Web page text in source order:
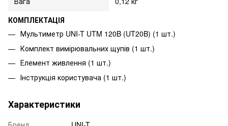
КОМПЛЕКТАЦІЯ
Мультиметр UNI-T UTM 120B (UT20B) (1 шт.)
Комплект вимірювальних щупів (1 шт.)
Елемент живлення (1 шт.)
Інструкція користувача (1 шт.)
Характеристики